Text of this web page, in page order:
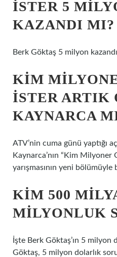
İSTER 5
KAZANDI MI?
Berk Göktaş 5 milyon
KIM
İSTER ARTIK
KAYNARCA
ATV’nin cuma günü yaptığı
Kaynarca’nın “Kim Milyoner
yarışmasının yeni bölümüyle
KIM 500
MILYONLUK
İşte Berk Göktaş’ın 5
Göktaş, 5 milyon dolarlık